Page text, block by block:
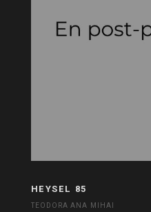
HEYSEL 85
TEODORA ANA MIHAI